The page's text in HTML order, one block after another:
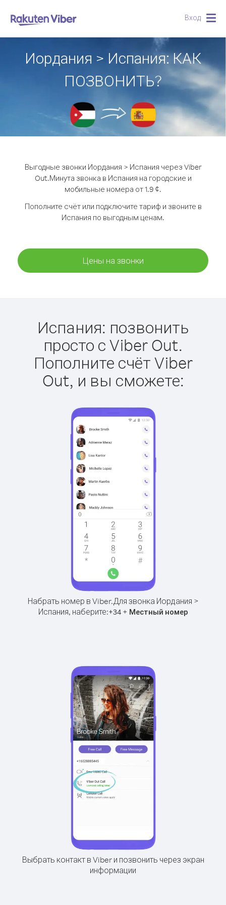
Вход
Иордания > Испания: КАК
ПОЗВОНИТЬ?
Выгодные звонки Иордания > Испания через Viber
Out.Минута звонка в Испания на городские и
мобильные номера от 1.9 ¢.
Пополните счёт или подключите тариф и звоните в
Испания по выгодным ценам.
Цены на звонки
Испания: позвонить
просто с Viber Out.
Пополните счёт Viber
Out, и вы сможете:
Набрать номер в Viber.Для звонка Иордания >
Испания, наберите:+34+ Местный номер
Выбрать контакт в Viber и позвонить через экран
информации